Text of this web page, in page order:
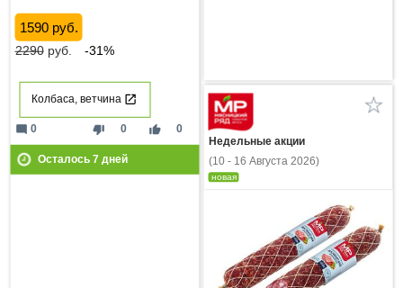
1590 руб.
2290руб. -31%
Колбаса, ветчина
thumb_down 0 thumb_up 0
mode_comment 0
Осталось 7дней
Недельные акции
(10 - 16 Августа 2026)
новая